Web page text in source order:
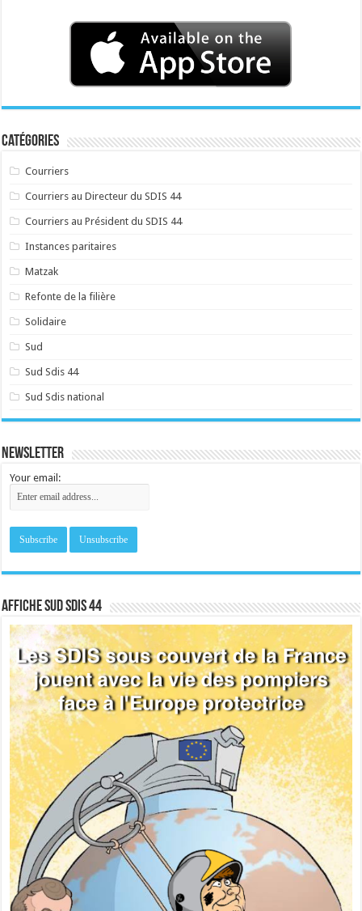
Catégories
Courriers
Courriers au Directeur du SDIS 44
Courriers au Président du SDIS 44
Instances paritaires
Matzak
Refonte de la filière
Solidaire
Sud
Sud Sdis 44
Sud Sdis national
Newsletter
Your email:
Affiche sud SDIS 44